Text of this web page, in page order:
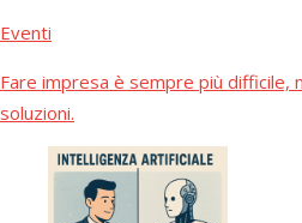
Eventi
Fare impresa è sempre più difficile,
soluzioni.